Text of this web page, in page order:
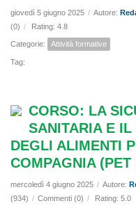
giovedì 5 giugno 2025 / Autore:
(0) / Rating: 4.8
Categorie: Attività formative
Tag:
CORSO: LA
SANITARIA E
DEGLI ALIMENTI
COMPAGNIA (PET
mercoledì 4 giugno 2025 / Autore:
(934) / Commenti (0) / Rating: 5.0